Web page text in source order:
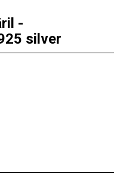
-
silver